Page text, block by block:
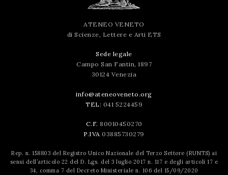
ATENEO VENETO
di Scienze, Lettere e Arti ETS
Sede legale
Campo San Fantin, 1897
30124 Venezia
info@ateneoveneto.org
TEL: 041 5224459
C.F. 80010450270
P.IVA 03885730279
Rep. n. 158803 del Registro Unico Nazionale del Terzo Settore (RUNTS) ai
sensi dell’articolo 22 del D. Lgs. del 3 luglio 2017 n. 117 e degli articoli 17 e
34, comma 7 del Decreto Ministeriale n. 106 del 15/09/2020